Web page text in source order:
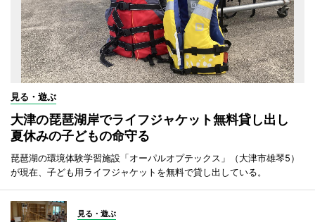
見る・遊ぶ
大津の琵琶湖岸でライフジャケット無料貸し出し
夏休みの子どもの命守る
琵琶湖の環境体験学習施設「オーパルオプテックス」（大津市雄琴5）
が現在、子ども用ライフジャケットを無料で貸し出している。
見る・遊ぶ